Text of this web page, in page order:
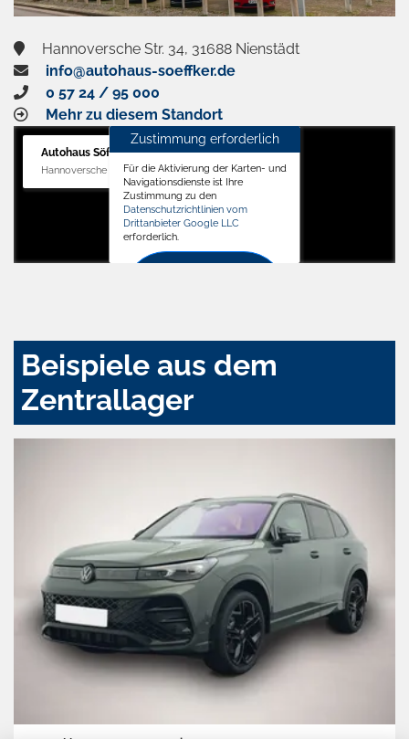
Hannoversche Str. 34, 31688 Nienstädt
info@autohaus-soeffker.de
0 57 24 / 95 000
Mehr zu diesem Standort
Autohaus Söffker GmbH
Hannoversche Str. 34, 31688 Nienstädt
Zustimmung erforderlich
Für die Aktivierung der Karten- und
Navigationsdienste ist Ihre
Zustimmung zu den
Datenschutzrichtlinien vom
Drittanbieter Google LLC
erforderlich.
Beispiele aus dem
Zentrallager